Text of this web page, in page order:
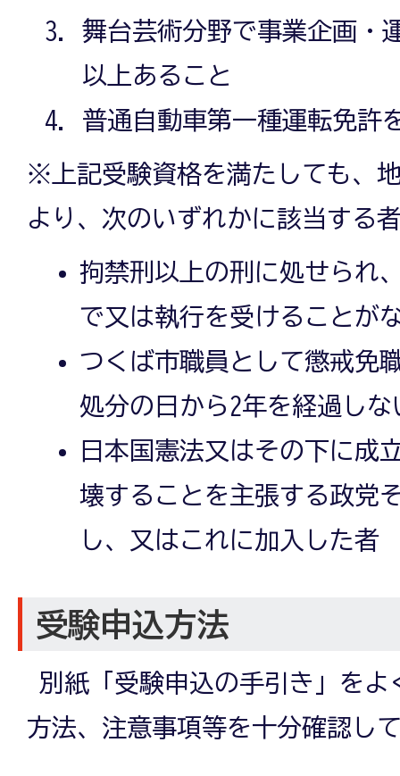
舞台芸術分野で事業企画・
以上あること
普通自動車第一種運転免許
※上記受験資格を満たしても、
より、次のいずれかに該当する
拘禁刑以上の刑に処せられ
で又は執行を受けることが
つくば市職員として懲戒免
処分の日から2年を経過しな
日本国憲法又はその下に成
壊することを主張する政党
し、又はこれに加入した者
受験申込方法
別紙「受験申込の手引き」をよ
方法、注意事項等を十分確認し